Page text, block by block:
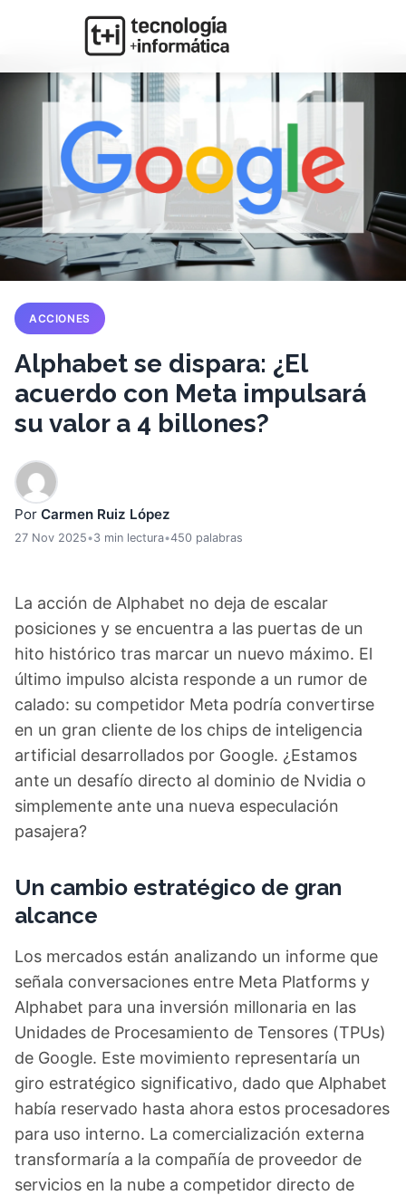
ACCIONES
Alphabet se dispara: ¿El
acuerdo con Meta impulsará
su valor a 4 billones?
Por Carmen Ruiz López
27 Nov 2025•3 min lectura•450 palabras
La acción de Alphabet no deja de escalar
posiciones y se encuentra a las puertas de un
hito histórico tras marcar un nuevo máximo. El
último impulso alcista responde a un rumor de
calado: su competidor Meta podría convertirse
en un gran cliente de los chips de inteligencia
artificial desarrollados por Google. ¿Estamos
ante un desafío directo al dominio de Nvidia o
simplemente ante una nueva especulación
pasajera?
Un cambio estratégico de gran
alcance
Los mercados están analizando un informe que
señala conversaciones entre Meta Platforms y
Alphabet para una inversión millonaria en las
Unidades de Procesamiento de Tensores (TPUs)
de Google. Este movimiento representaría un
giro estratégico significativo, dado que Alphabet
había reservado hasta ahora estos procesadores
para uso interno. La comercialización externa
transformaría a la compañía de proveedor de
servicios en la nube a competidor directo de